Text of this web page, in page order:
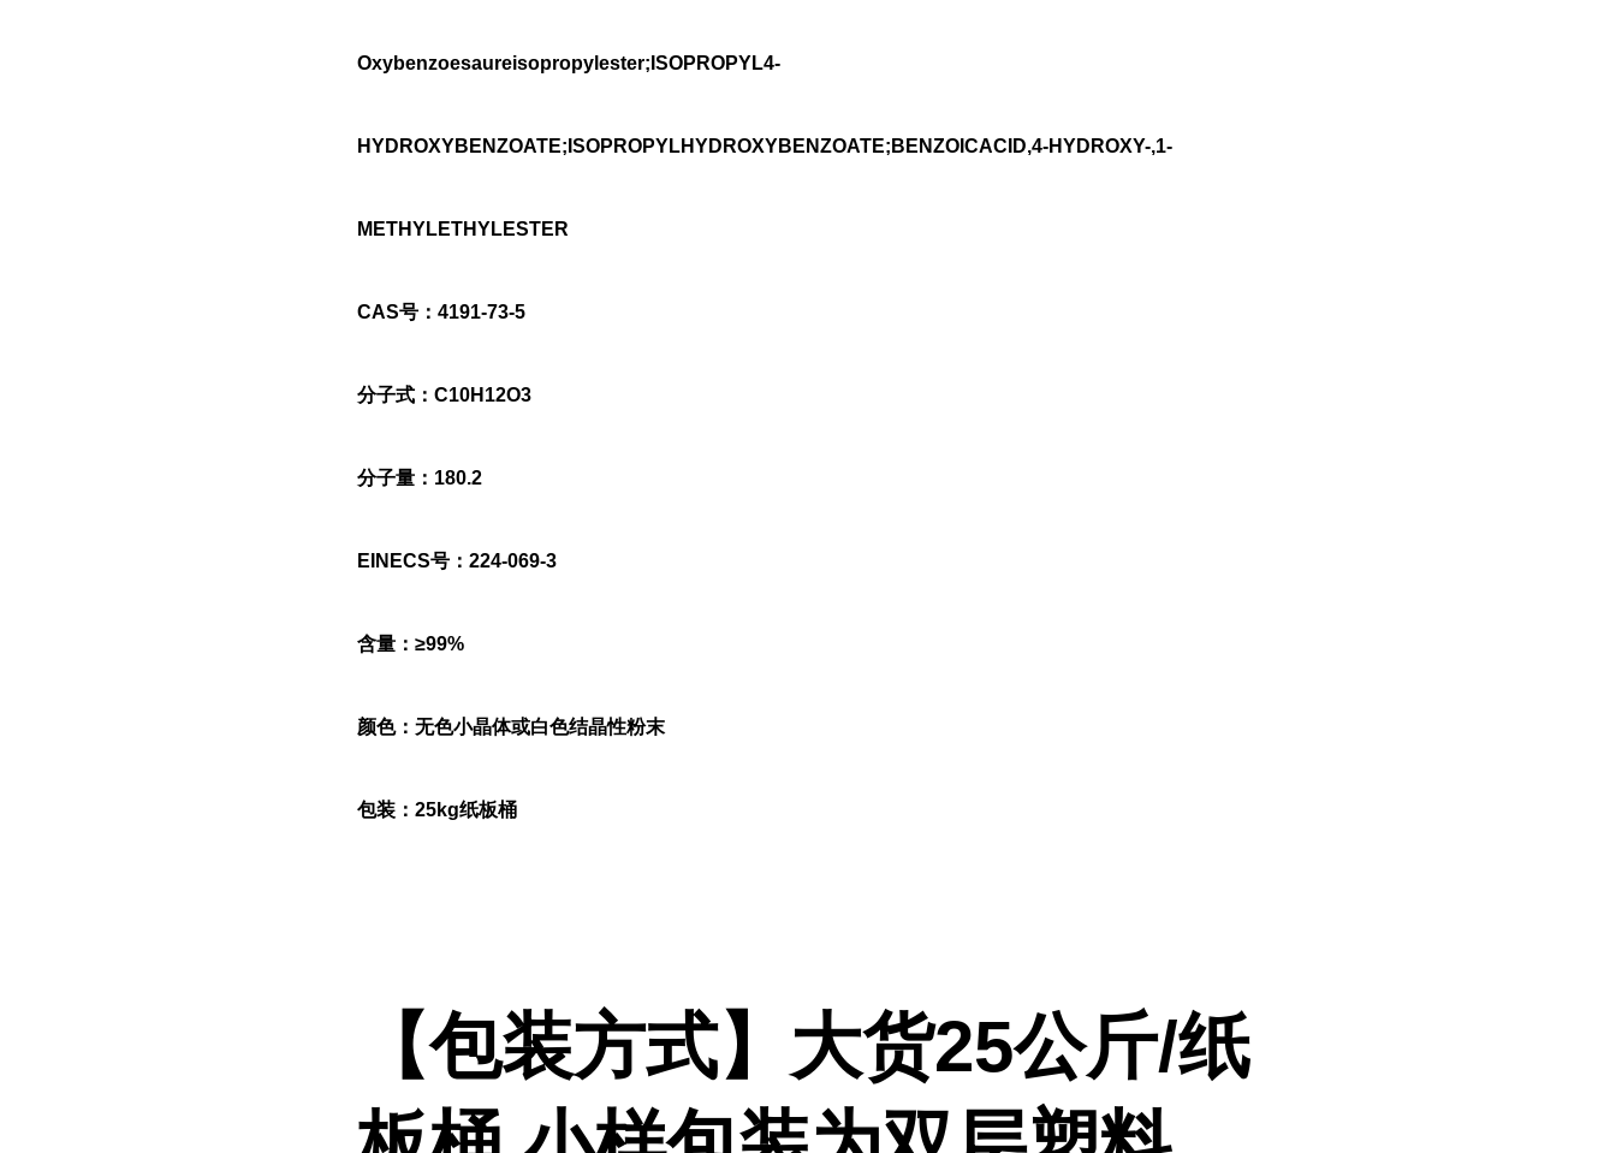
Oxybenzoesaureisopropylester;ISOPROPYL4-
HYDROXYBENZOATE;ISOPROPYLHYDROXYBENZOATE;BENZOICACID,4-HYDROXY-,1-
METHYLETHYLESTER
CAS号：4191-73-5
分子式：C10H12O3
分子量：180.2
EINECS号：224-069-3
含量：≥99%
颜色：无色小晶体或白色结晶性粉末
包装：25kg纸板桶
【包装方式】大货25公斤/纸